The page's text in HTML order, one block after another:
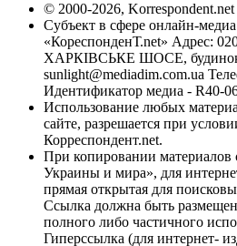
© 2000-2026, Korrespondent.net
Субъект в сфере онлайн-
«КореспонденТ.net» Адрес:
ХАРКІВСЬКЕ ШОСЕ, будинок
sunlight@mediadim.com.ua
Идентификатор медиа - R40-
Использование любых
сайте, разрешается при
Корреспондент.net.
При копировании материалов
Украины и мира», для
прямая открытая для
Ссылка должна быть
полного либо частичного
Гиперссылка (для интернет-